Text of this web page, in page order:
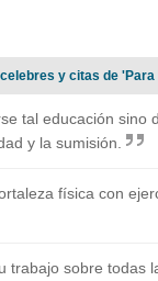
y citas de
tal educación sino
y la sumisión.
física con
trabajo sobre todas